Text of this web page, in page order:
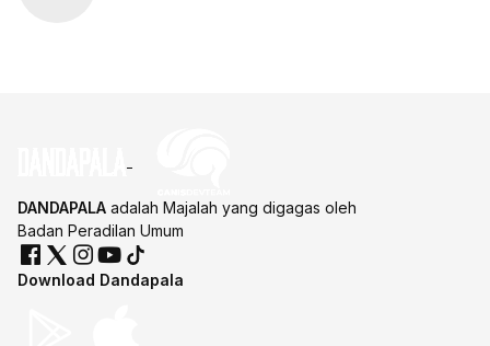
DANDAPALA adalah Majalah yang digagas oleh
Badan Peradilan Umum
Download Dandapala